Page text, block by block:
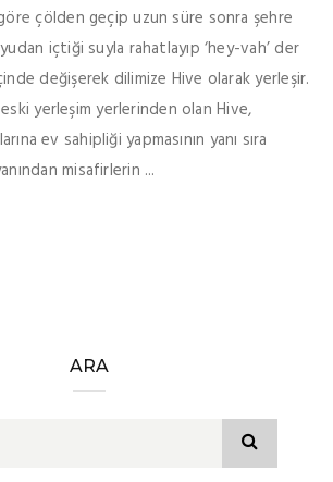
çölden geçip uzun süre sonra şehre
içtiği suyla rahatlayıp ‘hey-vah’ der
değişerek dilimize Hive olarak yerleşir.
yerleşim yerlerinden olan Hive,
ev sahipliği yapmasının yanı sıra
misafirlerin ...
ARA